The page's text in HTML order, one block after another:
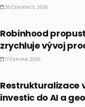
20 ČERVENCE, 2026
Robinhood
zrychluje vývoj
17 ČERVNA, 2026
Restrukturalizace
investic do AI a